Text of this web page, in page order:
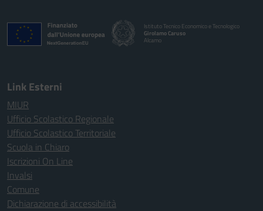
Istituto Tecnico Economico e Tecnologico
Girolamo Caruso
Alcamo
Link Esterni
MIUR
Ufficio Scolastico Regionale
Ufficio Scolastico Territoriale
Scuola in Chiaro
Iscrizioni On Line
Invalsi
Comune
Dichiarazione di accessibilità